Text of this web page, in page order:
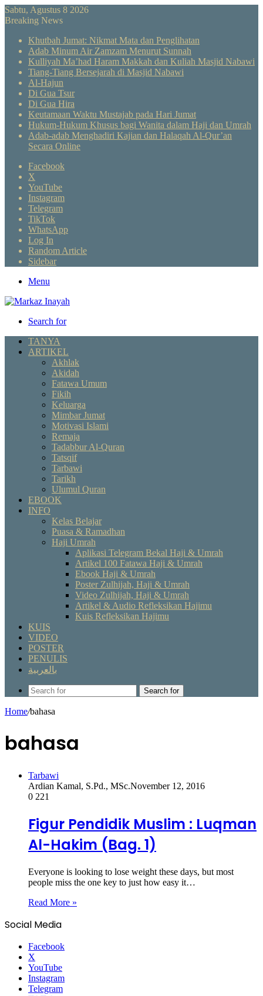
Sabtu, Agustus 8 2026
Breaking News
Khutbah Jumat: Nikmat Mata dan Penglihatan
Adab Minum Air Zamzam Menurut Sunnah
Kulliyah Ma’had Haram Makkah dan Kuliah Masjid Nabawi
Tiang-Tiang Bersejarah di Masjid Nabawi
Al-Hajun
Di Gua Tsur
Di Gua Hira
Keutamaan Waktu Mustajab pada Hari Jumat
Hukum-Hukum Khusus bagi Wanita dalam Haji dan Umrah
Adab-adab Menghadiri Kajian dan Halaqah Al-Qur’an
Secara Online
Facebook
X
YouTube
Instagram
Telegram
TikTok
WhatsApp
Log In
Random Article
Sidebar
Menu
Search for
TANYA
ARTIKEL
Akhlak
Akidah
Fatawa Umum
Fikih
Keluarga
Mimbar Jumat
Motivasi Islami
Remaja
Tadabbur Al-Quran
Tatsqif
Tarbawi
Tarikh
Ulumul Quran
EBOOK
INFO
Kelas Belajar
Puasa & Ramadhan
Haji Umrah
Aplikasi Telegram Bekal Haji & Umrah
Artikel 100 Fatawa Haji & Umrah
Ebook Haji & Umrah
Poster Zulhijah, Haji & Umrah
Video Zulhijah, Haji & Umrah
Artikel & Audio Refleksikan Hajimu
Kuis Refleksikan Hajimu
KUIS
VIDEO
POSTER
PENULIS
بالعربية
Search for
Home/bahasa
bahasa
Tarbawi
Ardian Kamal, S.Pd., MSc.November 12, 2016
0 221
Figur Pendidik Muslim : Luqman
Al-Hakim (Bag. 1)
Everyone is looking to lose weight these days, but most
people miss the one key to just how easy it…
Read More »
Social Media
Facebook
X
YouTube
Instagram
Telegram